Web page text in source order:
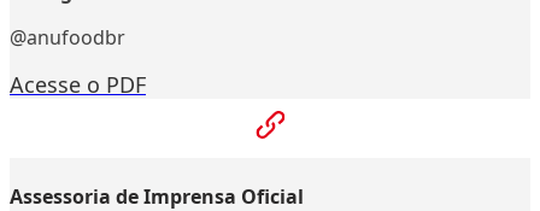
@anufoodbr
Acesse o PDF
Assessoria de Imprensa Oficial